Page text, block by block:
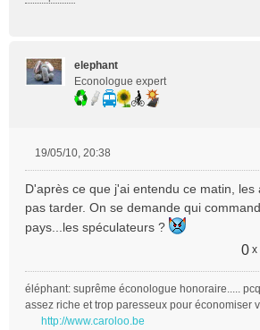
elephant
Econologue expert
s
s
a
o
n
19/05/10, 20:38
D'après ce que j'ai entendu ce matin, les
pas tarder. On se demande qui
pays...les spéculateurs ?
0 x
éléphant: suprême éconologue honoraire.....
assez riche et trop paresseux pour économiser
http://www.caroloo.be